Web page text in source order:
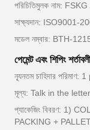
পরিচিতিমুলক নাম:
সাক্ষ্যদান:
মডেল নম্বার: BTH-
পেমেন্ট এবং শিপিং শর্তাবলী
ন্যূনতম চাহিদার পরিমাণ:
মূল্য: Talk in the letter
প্যাকেজিং বিবরণ: 1)
PACKING +